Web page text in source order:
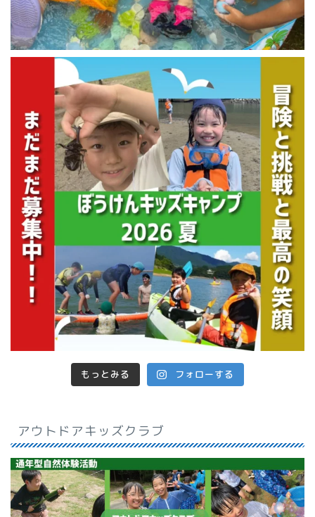
もっとみる フォローする
アウトドアキッズクラブ